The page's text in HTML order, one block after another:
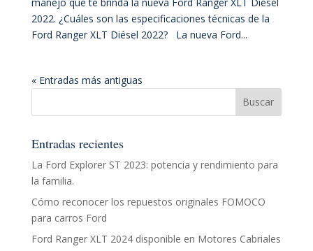
2022. ¿Cuáles son las especificaciones técnicas de la
Ford Ranger XLT Diésel 2022? La nueva Ford...
« Entradas más antiguas
Entradas recientes
La Ford Explorer ST 2023: potencia y rendimiento para
la familia.
Cómo reconocer los repuestos originales FOMOCO
para carros Ford
Ford Ranger XLT 2024 disponible en Motores Cabriales